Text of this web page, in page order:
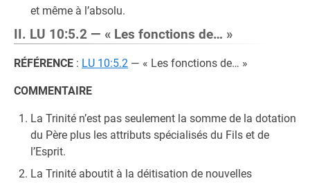
et même à l’absolu.
II. LU 10:5.2 — « Les fonctions de… »
RÉFÉRENCE : LU 10:5.2 — « Les fonctions de… »
COMMENTAIRE
La Trinité n’est pas seulement la somme de la dotation
du Père plus les attributs spécialisés du Fils et de
l’Esprit.
La Trinité aboutit à la déitisation de nouvelles